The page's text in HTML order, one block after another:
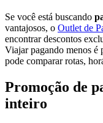
Se você está buscando
vantajosos, o Outlet de
encontrar descontos
Viajar pagando menos é
pode comparar rotas,
Promoção de
inteiro